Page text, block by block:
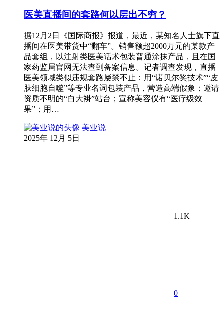
医美直播间的套路何以层出不穷？
据12月2日《国际商报》报道，最近，某知名人士旗下直
播间在医美带货中“翻车”。销售额超2000万元的某款产
品套组，以注射类医美话术包装普通涂抹产品，且在国
家药监局官网无法查到备案信息。记者调查发现，直播
医美领域类似违规套路屡禁不止：用“诺贝尔奖技术”“皮
肤细胞自噬”等专业名词包装产品，营造高端假象；邀请
资质不明的“白大褂”站台；宣称美容仪有“医疗级效
果”；用…
美业说
2025年 12月 5日
1.1K
0